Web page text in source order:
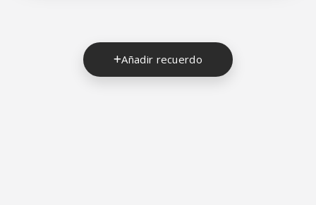
Añadir recuerdo